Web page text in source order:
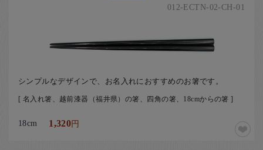
012-ECTN-02-CH-01
シンプルなデザインで、お名入れにおすすめのお箸です。
[ 名入れ箸、越前漆器（福井県）の箸、四角の箸、18cmからの箸 ]
18cm 1,320円